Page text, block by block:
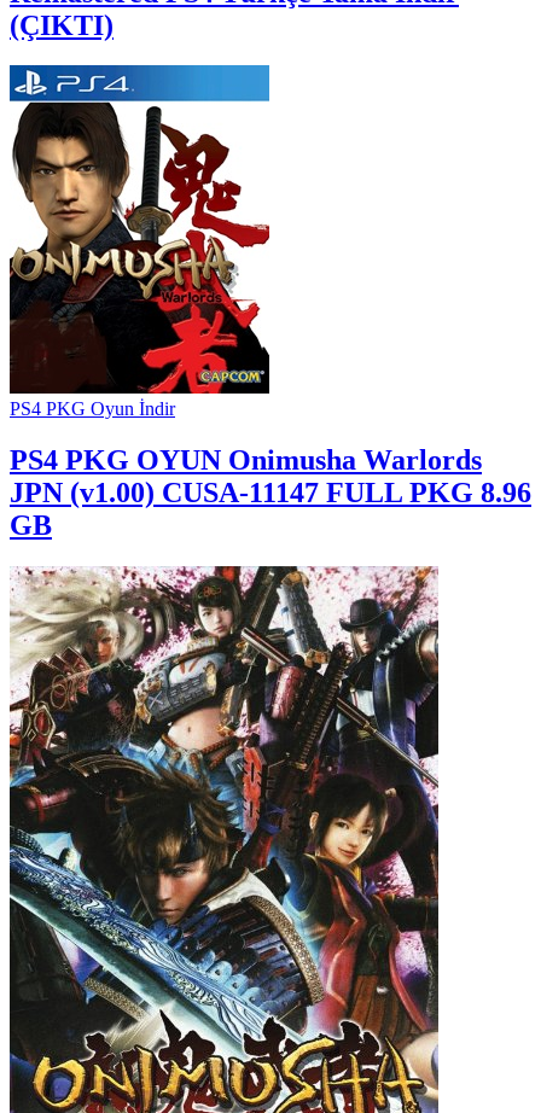
(ÇIKTI)
PS4 PKG Oyun İndir
PS4 PKG OYUN Onimusha Warlords
JPN (v1.00) CUSA-11147 FULL PKG 8.96
GB